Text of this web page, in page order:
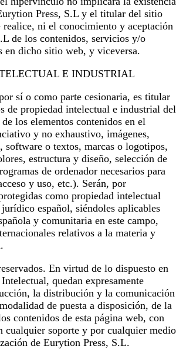
Press, S.L y el titular del sitio
realice, ni el conocimiento y aceptación
de los contenidos, servicios y/o
en dicho sitio web, y viceversa.
E INDUSTRIAL
sí o como parte cesionaria, es titular
de propiedad intelectual e industrial del
los elementos contenidos en el
y no exhaustivo, imágenes,
software o textos, marcas o logotipos,
estructura y diseño, selección de
de ordenador necesarios para
y uso, etc.). Serán, por
como propiedad intelectual
español, siéndoles aplicables
y comunitaria en este campo,
relativos a la materia y
En virtud de lo dispuesto en
quedan expresamente
la distribución y la comunicación
de puesta a disposición, de la
contenidos de esta página web, con
cualquier soporte y por cualquier medio
de Eurytion Press, S.L.